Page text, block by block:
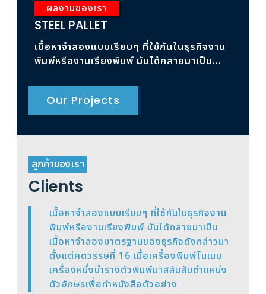
ผลงานของเรา
STEEL PALLET
เนื้อหาจำลองแบบเรียบๆ ที่ใช้กันในธุรกิจงาน
พิมพ์หรืองานเรียงพิมพ์ มันได้กลายมาเป็น
Our Projects
ลูกค้าของเรา
Clients
เนื้อหาจำลองแบบเรียบๆ ที่ใช้กันในธุรกิจงาน
พิมพ์หรืองานเรียงพิมพ์ มันได้กลายมาเป็น
เนื้อหาจำลองมาตรฐานของธุรกิจดังกล่าวมา
ตั้งแต่ศตวรรษที่ 16 เมื่อเครื่องพิมพ์โนเนม
เครื่องหนึ่งนำรางตัวพิมพ์มาสลับสับตำแหน่ง
ตัวอักษรเพื่อทำหนังสือตัวอย่าง